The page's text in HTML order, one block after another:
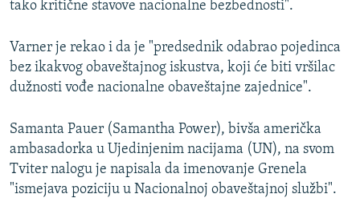
tako kritične stavove nacionalne bezbednosti".
Varner je rekao i da je "predsednik odabrao pojedinca
bez ikakvog obaveštajnog iskustva, koji će biti vršilac
dužnosti vođe nacionalne obaveštajne zajednice".
Samanta Pauer (Samantha Power), bivša američka
ambasadorka u Ujedinjenim nacijama (UN), na svom
Tviter nalogu je napisala da imenovanje Grenela
"ismejava poziciju u Nacionalnoj obaveštajnoj službi".